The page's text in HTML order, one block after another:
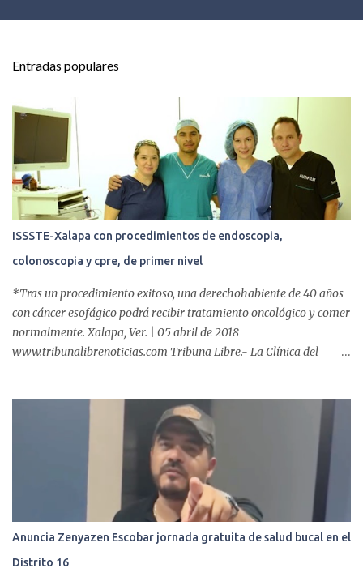
s
Entradas populares
ISSSTE-Xalapa con procedimientos de endoscopia,
colonoscopia y cpre, de primer nivel
*Tras un procedimiento exitoso, una derechohabiente de 40 años
con cáncer esofágico podrá recibir tratamiento oncológico y comer
normalmente. Xalapa, Ver. | 05 abril de 2018
www.tribunalibrenoticias.com Tribuna Libre.- La Clínica del
incluyen endoscopia, colonoscopia y colangiopancreatografía
retrógrada endoscópica (CPRE), con equipo de alta tecnología de
videoendoscopia gástrica y con especialistas certificados. Además
se cuenta con endoscopios de última tecnología que permiten
diagnósticos con mayor certeza y sin dolor para el paciente, a
través de la atención de un equipo de profesionales
multidisciplinario: tres endoscopistas, anestesiólogo y personal
auxiliar y de enfermería. En esta semana, se realizó un nuevo caso
de éxito, pues a través de la colocación de un stent metálico
Anuncia Zenyazen Escobar jornada gratuita de salud bucal en el
Distrito 16